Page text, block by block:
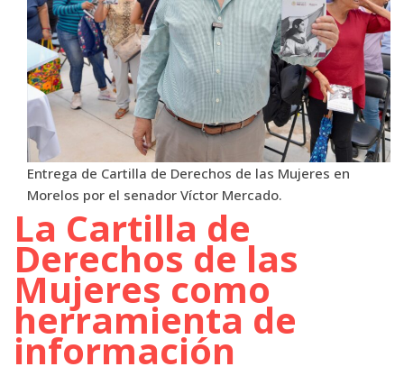
Entrega de Cartilla de Derechos de las Mujeres en
Morelos por el senador Víctor Mercado.
La Cartilla de
Derechos de las
Mujeres como
herramienta de
información